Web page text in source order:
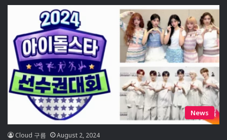
News
Cloud 구름 August 2, 2024